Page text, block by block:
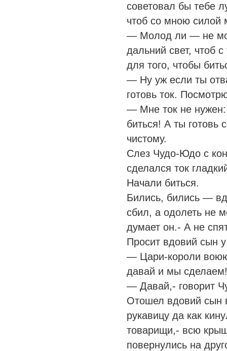
советовал бы тебе
чтоб со мною силой
— Молод ли — не
дальний свет, чтоб
для того, чтобы
— Ну уж если ты
готовь ток.
— Мне ток не
биться! А ты готовь
чистому.
Слез Чудо-Юдо с
сделался ток
Начали биться.
Бились, бились —
сбил, а одолеть не
думает он.- А не
Просит вдовий сын
— Цари-короли
давай и мы сделаем!
— Давай,- говорит
Отошел вдовий сын
рукавицу да как
товарищи,- всю
повернулись на